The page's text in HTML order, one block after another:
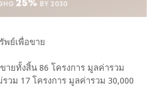
พย์เพื่อขาย
ายทั้งสิ้น 86 โครงการ มูลค่ารวม
วม 17 โครงการ มูลค่ารวม 30,000